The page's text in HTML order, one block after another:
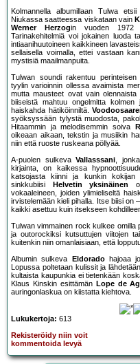
Kolmannella albumillaan Tulwa
Niukassa saatteessa viskataan vain
Werner Herzogin vuoden 1972
Tarinakehitelmiä voi jokainen luoda
intiaanihuutoineen kaikkineen
sellaisella voimalla, ettei vastaan
mystisiä maailmanpuita.
Tulwan soundi rakentuu perinteisen
tyylin varioinnin ollessa avaimista
mutta mausteet ovat vain
biiseistä mahtuu ongelmitta
haiskahda hätiköinniltä.
syöksyssään tylystä muodosta,
Hitaammin ja melodisemmin soiva
oikeaan aikaan, tekstin ja musiikin
niin että ruoste ruskeana pöllyää.
A-puolen sulkeva Vallasssani,
kirjainta, on kaikessa
katsojasta kiinni ja kunkin kokijan
sinkkubiisi
Helvetin yksinäinen
vokaaleineen, joiden ylimieliseltä
irvistelemään kieli pihalla. Itse biisi on
kaikki asettuu kuin itsekseen
Tulwan vimmainen rock kulkee omilla
ja outorockiksi kutsuttujen viitojen
kuitenkin niin omanlaisiaan, että
Albumin sulkeva
Eldoradohajoaa
Lopussa poltetaan kulissit ja
kultaista kaupunkia ei tietenkään
Klaus Kinskin esittämän Lope de
auringonlaskua on kiistatta kiehtova.
Lukukertoja: 613
Rekisteröidy niin voit
kommentoida levyä